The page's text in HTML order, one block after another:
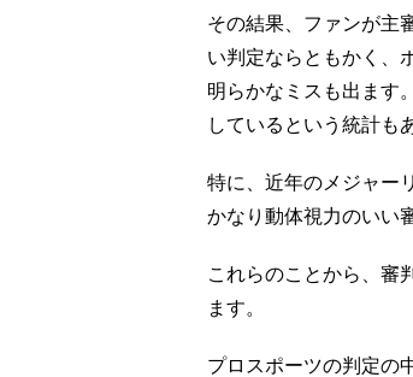
その結果、ファンが主
い判定ならともかく、
明らかなミスも出ます
しているという統計も
特に、近年のメジャー
かなり動体視力のいい
これらのことから、審
ます。
プロスポーツの判定の